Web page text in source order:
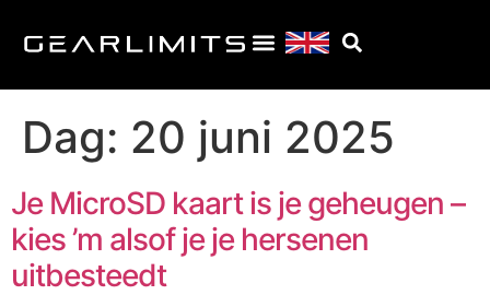
Dag: 20 juni 2025
Je MicroSD kaart is je geheugen –
kies ’m alsof je je hersenen
uitbesteedt